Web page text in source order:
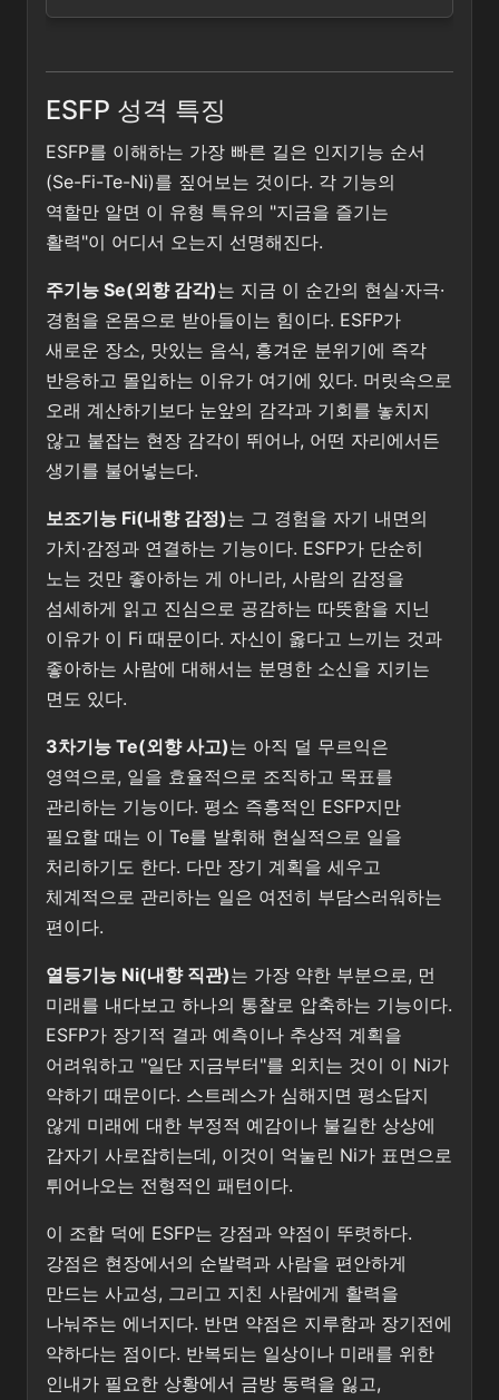
ESFP 성격 특징
ESFP를 이해하는 가장 빠른 길은 인지기능 순서
(Se-Fi-Te-Ni)를 짚어보는 것이다. 각 기능의
역할만 알면 이 유형 특유의 "지금을 즐기는
활력"이 어디서 오는지 선명해진다.
주기능 Se(외향 감각)는 지금 이 순간의 현실·자극·
경험을 온몸으로 받아들이는 힘이다. ESFP가
새로운 장소, 맛있는 음식, 흥겨운 분위기에 즉각
반응하고 몰입하는 이유가 여기에 있다. 머릿속으로
오래 계산하기보다 눈앞의 감각과 기회를 놓치지
않고 붙잡는 현장 감각이 뛰어나, 어떤 자리에서든
생기를 불어넣는다.
보조기능 Fi(내향 감정)는 그 경험을 자기 내면의
가치·감정과 연결하는 기능이다. ESFP가 단순히
노는 것만 좋아하는 게 아니라, 사람의 감정을
섬세하게 읽고 진심으로 공감하는 따뜻함을 지닌
이유가 이 Fi 때문이다. 자신이 옳다고 느끼는 것과
좋아하는 사람에 대해서는 분명한 소신을 지키는
면도 있다.
3차기능 Te(외향 사고)는 아직 덜 무르익은
영역으로, 일을 효율적으로 조직하고 목표를
관리하는 기능이다. 평소 즉흥적인 ESFP지만
필요할 때는 이 Te를 발휘해 현실적으로 일을
처리하기도 한다. 다만 장기 계획을 세우고
체계적으로 관리하는 일은 여전히 부담스러워하는
편이다.
열등기능 Ni(내향 직관)는 가장 약한 부분으로, 먼
미래를 내다보고 하나의 통찰로 압축하는 기능이다.
ESFP가 장기적 결과 예측이나 추상적 계획을
어려워하고 "일단 지금부터"를 외치는 것이 이 Ni가
약하기 때문이다. 스트레스가 심해지면 평소답지
않게 미래에 대한 부정적 예감이나 불길한 상상에
갑자기 사로잡히는데, 이것이 억눌린 Ni가 표면으로
튀어나오는 전형적인 패턴이다.
이 조합 덕에 ESFP는 강점과 약점이 뚜렷하다.
강점은 현장에서의 순발력과 사람을 편안하게
만드는 사교성, 그리고 지친 사람에게 활력을
나눠주는 에너지다. 반면 약점은 지루함과 장기전에
약하다는 점이다. 반복되는 일상이나 미래를 위한
인내가 필요한 상황에서 금방 동력을 잃고,